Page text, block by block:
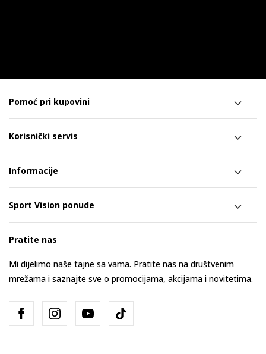
Pomoć pri kupovini
Korisnički servis
Informacije
Sport Vision ponude
Pratite nas
Mi dijelimo naše tajne sa vama. Pratite nas na društvenim
mrežama i saznajte sve o promocijama, akcijama i novitetima.